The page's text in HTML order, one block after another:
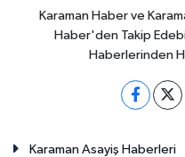
Karaman Haber ve
Haber'den Takip
Haberlerinden
Karaman Asayiş Haberleri